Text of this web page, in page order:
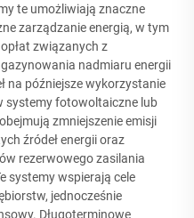
te umożliwiają znaczne
zarządzanie energią, w tym
związanych z
nadmiaru energii
na późniejsze wykorzystanie
systemy fotowoltaiczne lub
zmniejszenie emisji
źródeł energii oraz
rezerwowego zasilania
systemy wspierają cele
jednocześnie
Długoterminowe